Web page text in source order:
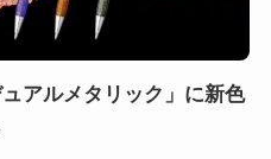
アルメタリック」に新色